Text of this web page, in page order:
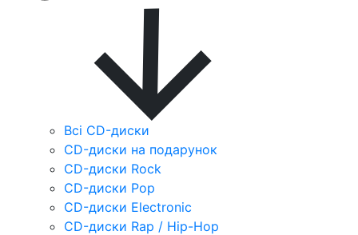
Всі CD-диски
CD-диски на подарунок
CD-диски Rock
CD-диски Pop
CD-диски Electronic
CD-диски Rap / Hip-Hop